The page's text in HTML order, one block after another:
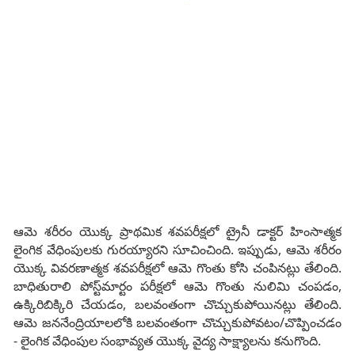
ఆమె శరీరం యొక్క ప్రాథమిక శవపరీక్షలో ట్రైనీ డాక్టర్ హింసాత్మక
లైంగిక వేధింపులకు గురయ్యారని సూచించింది. ఇప్పుడు, ఆమె శరీరం
యొక్క వివరణాత్మక శవపరీక్షలో ఆమె గొంతు కోసి చంపినట్లు తేలింది.
బాధితురాలి పోస్ట్‌మార్టం పరీక్షలో ఆమె గొంతు నులిమి చంపడం,
ఉక్కిరిబిక్కిరి చేయడం, బలవంతంగా చొచ్చుకుపోయినట్లు తేలింది.
ఆమె జననేంద్రియాలలోకి బలవంతంగా చొచ్చుకుపోవటం/చొప్పించడం
- లైంగిక వేధింపుల సంభావ్యత యొక్క వైద్య సాక్ష్యాలను కనుగొంది.